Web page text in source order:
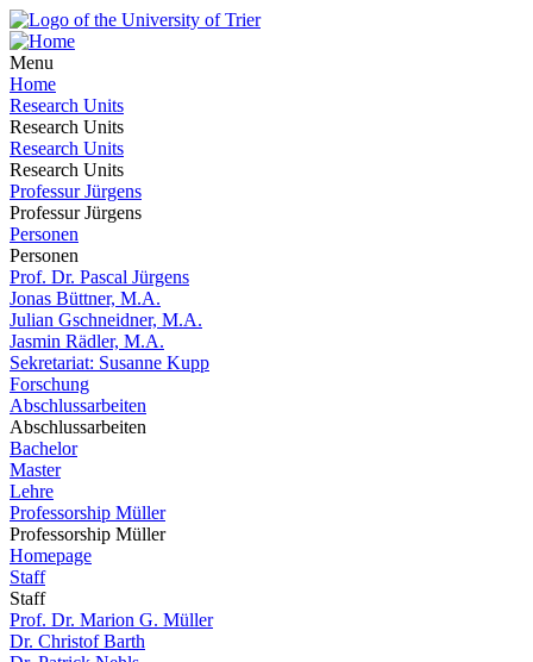
Menu
Home
Research Units
Research Units
Research Units
Research Units
Professur Jürgens
Professur Jürgens
Personen
Personen
Prof. Dr. Pascal Jürgens
Jonas Büttner, M.A.
Julian Gschneidner, M.A.
Jasmin Rädler, M.A.
Sekretariat: Susanne Kupp
Forschung
Abschlussarbeiten
Abschlussarbeiten
Bachelor
Master
Lehre
Professorship Müller
Professorship Müller
Homepage
Staff
Staff
Prof. Dr. Marion G. Müller
Dr. Christof Barth